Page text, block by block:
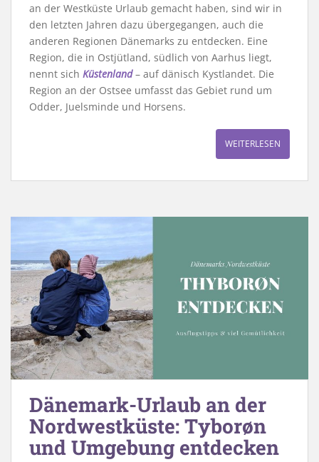
an der Westküste Urlaub gemacht haben, sind wir in
den letzten Jahren dazu übergegangen, auch die
anderen Regionen Dänemarks zu entdecken. Eine
Region, die in Ostjütland, südlich von Aarhus liegt,
nennt sich Küstenland– auf dänisch Kystlandet. Die
Region an der Ostsee umfasst das Gebiet rund um
Odder, Juelsminde und Horsens.
WEITERLESEN
Dänemark-Urlaub an der
Nordwestküste: Tyborøn
und Umgebung entdecken